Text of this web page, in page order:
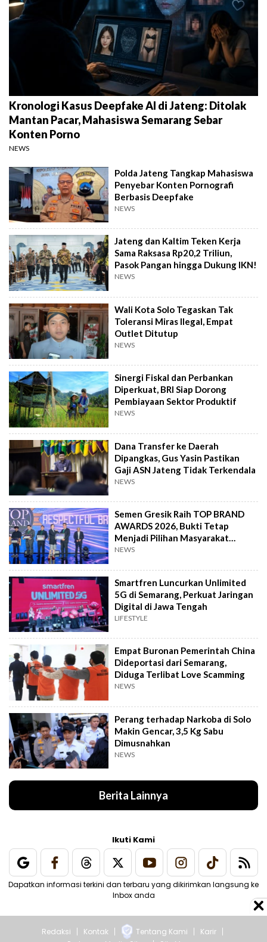
Kronologi Kasus Deepfake AI di Jateng: Ditolak
Mantan Pacar, Mahasiswa Semarang Sebar
Konten Porno
NEWS
Polda Jateng Tangkap Mahasiswa
Penyebar Konten Pornografi
Berbasis Deepfake
NEWS
Jateng dan Kaltim Teken Kerja
Sama Raksasa Rp20,2 Triliun,
Pasok Pangan hingga Dukung IKN!
NEWS
Wali Kota Solo Tegaskan Tak
Toleransi Miras Ilegal, Empat
Outlet Ditutup
NEWS
Sinergi Fiskal dan Perbankan
Diperkuat, BRI Siap Dorong
Pembiayaan Sektor Produktif
NEWS
Dana Transfer ke Daerah
Dipangkas, Gus Yasin Pastikan
Gaji ASN Jateng Tidak Terkendala
NEWS
Semen Gresik Raih TOP BRAND
AWARDS 2026, Bukti Tetap
Menjadi Pilihan Masyarakat
Indonesia
NEWS
Smartfren Luncurkan Unlimited
5G di Semarang, Perkuat Jaringan
Digital di Jawa Tengah
LIFESTYLE
Empat Buronan Pemerintah China
Dideportasi dari Semarang,
Diduga Terlibat Love Scamming
NEWS
Perang terhadap Narkoba di Solo
Makin Gencar, 3,5 Kg Sabu
Dimusnahkan
NEWS
Berita Lainnya
Ikuti Kami
Dapatkan informasi terkini dan terbaru yang dikirimkan langsung ke
Inbox anda
Redaksi Kontak Tentang Kami
Karir